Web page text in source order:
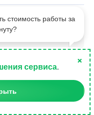
1
стоимость работы за
23а сервиса.
×